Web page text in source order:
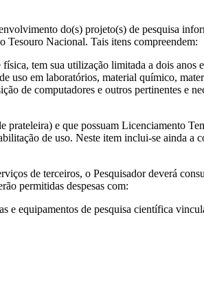
do(s) projeto(s) de pesquisa
Tesouro Nacional. Tais itens compreendem:
tem sua utilização limitada a dois anos
uso em laboratórios, material químico,
de computadores e outros pertinentes e
e que possuam Licenciamento
de uso. Neste item inclui-se ainda a
de terceiros, o Pesquisador deverá
permitidas despesas com:
e equipamentos de pesquisa científica